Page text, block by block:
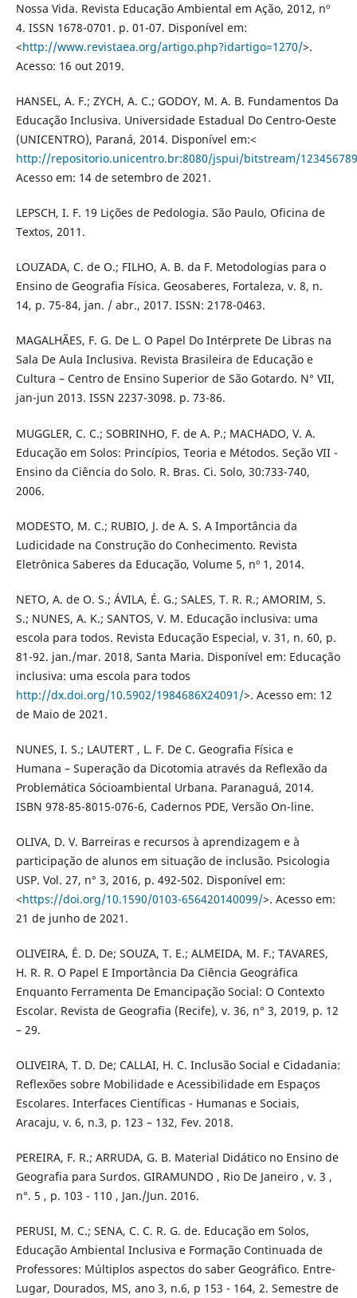
Nossa Vida. Revista Educação Ambiental em Ação, 2012, nº
4. ISSN 1678-0701. p. 01-07. Disponível em:
<http://www.revistaea.org/artigo.php?idartigo=1270/>.
Acesso: 16 out 2019.
HANSEL, A. F.; ZYCH, A. C.; GODOY, M. A. B. Fundamentos Da
Educação Inclusiva. Universidade Estadual Do Centro-Oeste
(UNICENTRO), Paraná, 2014. Disponível em:<
http://repositorio.unicentro.br:8080/jspui/bitstream/
Acesso em: 14 de setembro de 2021.
LEPSCH, I. F. 19 Lições de Pedologia. São Paulo, Oficina de
Textos, 2011.
LOUZADA, C. de O.; FILHO, A. B. da F. Metodologias para o
Ensino de Geografia Física. Geosaberes, Fortaleza, v. 8, n.
14, p. 75-84, jan. / abr., 2017. ISSN: 2178-0463.
MAGALHÃES, F. G. De L. O Papel Do Intérprete De Libras na
Sala De Aula Inclusiva. Revista Brasileira de Educação e
Cultura – Centro de Ensino Superior de São Gotardo. N° VII,
jan-jun 2013. ISSN 2237-3098. p. 73-86.
MUGGLER, C. C.; SOBRINHO, F. de A. P.; MACHADO, V. A.
Educação em Solos: Princípios, Teoria e Métodos. Seção VII -
Ensino da Ciência do Solo. R. Bras. Ci. Solo, 30:733-740,
2006.
MODESTO, M. C.; RUBIO, J. de A. S. A Importância da
Ludicidade na Construção do Conhecimento. Revista
Eletrônica Saberes da Educação, Volume 5, nº 1, 2014.
NETO, A. de O. S.; ÁVILA, É. G.; SALES, T. R. R.; AMORIM, S.
S.; NUNES, A. K.; SANTOS, V. M. Educação inclusiva: uma
escola para todos. Revista Educação Especial, v. 31, n. 60, p.
81-92. jan./mar. 2018, Santa Maria. Disponível em: Educação
inclusiva: uma escola para todos
http://dx.doi.org/10.5902/1984686X24091/>. Acesso em: 12
de Maio de 2021.
NUNES, I. S.; LAUTERT , L. F. De C. Geografia Física e
Humana – Superação da Dicotomia através da Reflexão da
Problemática Sócioambiental Urbana. Paranaguá, 2014.
ISBN 978-85-8015-076-6, Cadernos PDE, Versão On-line.
OLIVA, D. V. Barreiras e recursos à aprendizagem e à
participação de alunos em situação de inclusão. Psicologia
USP. Vol. 27, n° 3, 2016, p. 492-502. Disponível em:
<https://doi.org/10.1590/0103-656420140099/>. Acesso em:
21 de junho de 2021.
OLIVEIRA, É. D. De; SOUZA, T. E.; ALMEIDA, M. F.; TAVARES,
H. R. R. O Papel E Importância Da Ciência Geográfica
Enquanto Ferramenta De Emancipação Social: O Contexto
Escolar. Revista de Geografia (Recife), v. 36, n° 3, 2019, p. 12
– 29.
OLIVEIRA, T. D. De; CALLAI, H. C. Inclusão Social e Cidadania:
Reflexões sobre Mobilidade e Acessibilidade em Espaços
Escolares. Interfaces Científicas - Humanas e Sociais,
Aracaju, v. 6, n.3, p. 123 – 132, Fev. 2018.
PEREIRA, F. R.; ARRUDA, G. B. Material Didático no Ensino de
Geografia para Surdos. GIRAMUNDO , Rio De Janeiro , v. 3 ,
n°. 5 , p. 103 - 110 , Jan./Jun. 2016.
PERUSI, M. C.; SENA, C. C. R. G. de. Educação em Solos,
Educação Ambiental Inclusiva e Formação Continuada de
Professores: Múltiplos aspectos do saber Geográfico. Entre-
Lugar, Dourados, MS, ano 3, n.6, p 153 - 164, 2. Semestre de